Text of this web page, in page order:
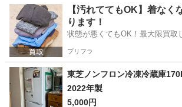
東京 江東区 錦糸町駅 キッチン家電
【汚れててもOK】着なく
ります！
状態が悪くてもOK！最大限買取
プリフラ
東芝ノンフロン冷凍冷蔵庫
2022年製
5,000円